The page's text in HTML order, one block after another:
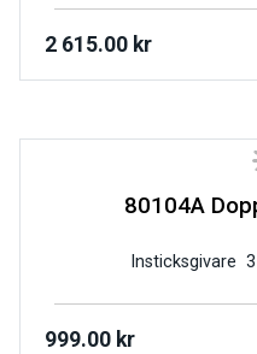
2 615.00 kr
80104A
Insticksgivare
999.00 kr